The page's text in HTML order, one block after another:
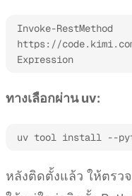
Invoke-RestMethod
https://
Expression
ทางเลือกผ่าน uv:
uv tool install --
หลังติดตั้งแล้ว ให้ตรว